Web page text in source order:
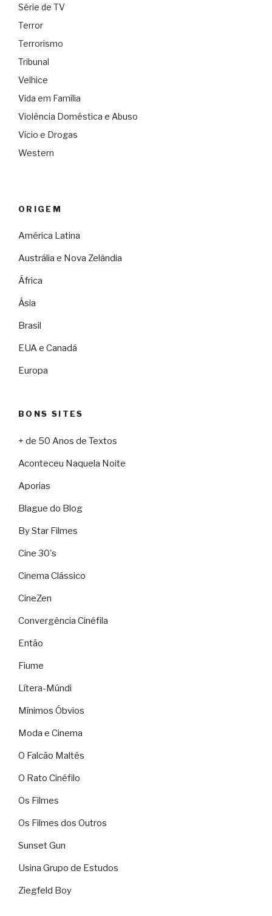
Série de TV
Terror
Terrorismo
Tribunal
Velhice
Vida em Família
Violência Doméstica e Abuso
Vício e Drogas
Western
ORIGEM
América Latina
Austrália e Nova Zelândia
África
Ásia
Brasil
EUA e Canadá
Europa
BONS SITES
+ de 50 Anos de Textos
Aconteceu Naquela Noite
Aporias
Blague do Blog
By Star Filmes
Cine 30's
Cinema Clássico
CineZen
Convergência Cinéfila
Então
Fiume
Lítera-Múndi
Mínimos Óbvios
Moda e Cinema
O Falcão Maltês
O Rato Cinéfilo
Os Filmes
Os Filmes dos Outros
Sunset Gun
Usina Grupo de Estudos
Ziegfeld Boy